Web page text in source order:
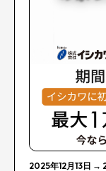
2025年12月13日 →